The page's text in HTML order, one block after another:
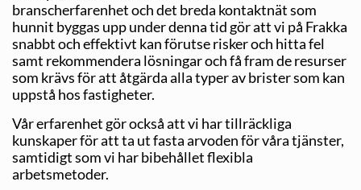
branscherfarenhet och det breda kontaktnät som
hunnit byggas upp under denna tid gör att vi på Frakka
snabbt och effektivt kan förutse risker och hitta fel
samt rekommendera lösningar och få fram de resurser
som krävs för att åtgärda alla typer av brister som kan
uppstå hos fastigheter.
Vår erfarenhet gör också att vi har tillräckliga
kunskaper för att ta ut fasta arvoden för våra tjänster,
samtidigt som vi har bibehållet flexibla
arbetsmetoder.